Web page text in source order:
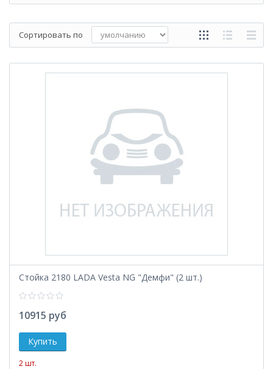
Сортировать по
Стойка 2180 LADA Vesta NG "Демфи" (2 шт.)
10915 руб
2 шт.